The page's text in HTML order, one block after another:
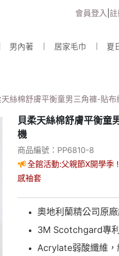
會員登入
男內著 居家毛巾 夏
天絲棉舒膚平衡童男三角褲-貼布
貝柔天絲棉舒膚平衡童
機
商品編號：PP6810-8
全館活動:父親節X開學
感袖套
奧地利蘭精公司原
3M Scotchgard專
Acrylate弱酸纖維